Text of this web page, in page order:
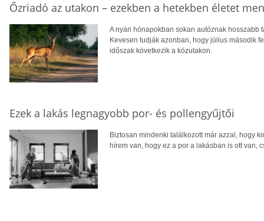
Őzriadó az utakon – ezekben a hetekben életet
A nyári hónapokban sokan autóznak
Kevesen tudják azonban, hogy július második
időszak következik a közutakon.
Ezek a lakás legnagyobb por- és pollengyűjtői
Biztosan mindenki találkozott már azzal, hogy
hírem van, hogy ez a por a lakásban is ott van,